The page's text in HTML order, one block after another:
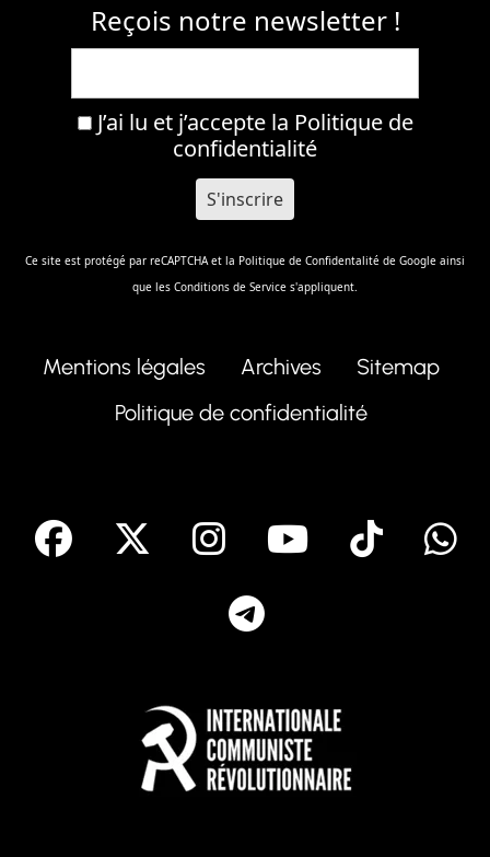
Reçois notre newsletter !
J’ai lu et j’accepte la Politique de
confidentialité
Ce site est protégé par reCAPTCHA et la Politique de Confidentalité de Google ainsi
que les Conditions de Service s'appliquent.
Mentions légales Archives
Sitemap
Politique de confidentialité
facebook Instagram
Youtube
Tik